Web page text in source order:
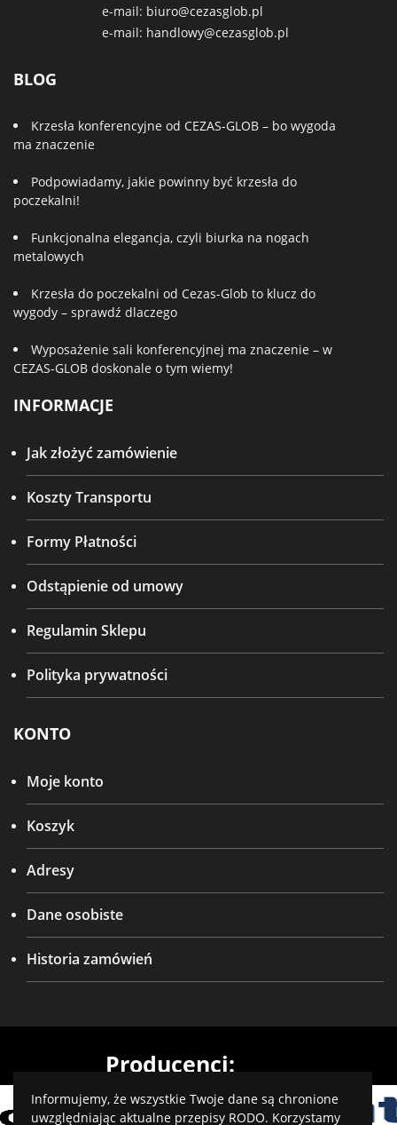
e-mail: biuro@cezasglob.pl
e-mail: handlowy@cezasglob.pl
BLOG
Krzesła konferencyjne od CEZAS-GLOB – bo wygoda
ma znaczenie
Podpowiadamy, jakie powinny być krzesła do
poczekalni!
Funkcjonalna elegancja, czyli biurka na nogach
metalowych
Krzesła do poczekalni od Cezas-Glob to klucz do
wygody – sprawdź dlaczego
Wyposażenie sali konferencyjnej ma znaczenie – w
CEZAS-GLOB doskonale o tym wiemy!
INFORMACJE
Jak złożyć zamówienie
Koszty Transportu
Formy Płatności
Odstąpienie od umowy
Regulamin Sklepu
Polityka prywatności
KONTO
Moje konto
Koszyk
Adresy
Dane osobiste
Historia zamówień
Producenci:
Informujemy, że wszystkie Twoje dane są chronione
uwzględniając aktualne przepisy RODO. Korzystamy